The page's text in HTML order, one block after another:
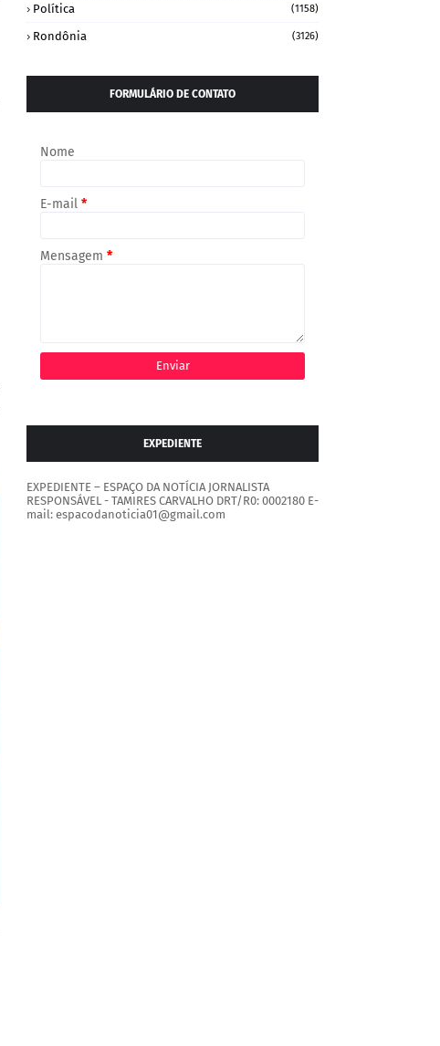
Política (1158)
Rondônia (3126)
FORMULÁRIO DE CONTATO
Nome
E-mail *
Mensagem *
EXPEDIENTE
EXPEDIENTE – ESPAÇO DA NOTÍCIA JORNALISTA
RESPONSÁVEL - TAMIRES CARVALHO DRT/R0: 0002180 E-
mail: espacodanoticia01@gmail.com